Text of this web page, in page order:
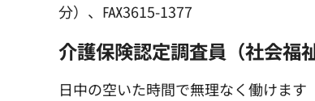
分）、℻3615-1377
介護保険認定調査員（社会福
日中の空いた時間で無理なく働けます